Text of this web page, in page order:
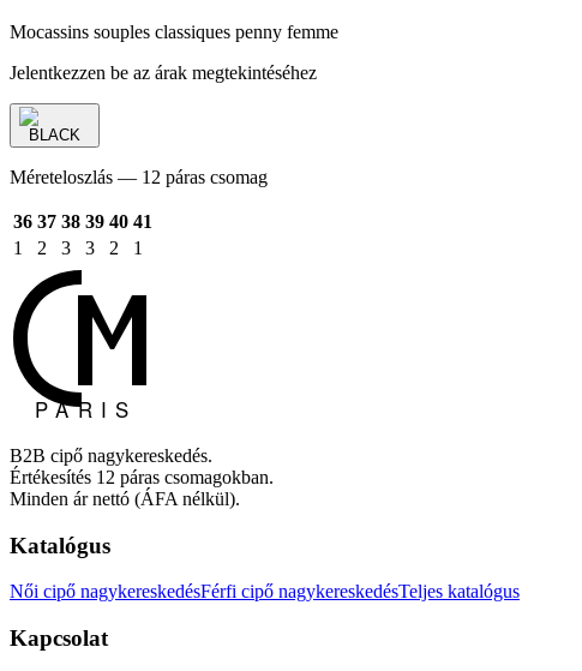
Mocassins souples classiques penny femme
Jelentkezzen be az árak megtekintéséhez
BLACK
Méreteloszlás — 12 páras csomag
36 37 38 39 40 41
1
2 3 3 2 1
B2B cipő nagykereskedés.
Értékesítés 12 páras csomagokban.
Minden ár nettó (ÁFA nélkül).
Katalógus
Női cipő nagykereskedésFérfi cipő nagykereskedésTeljes katalógus
Kapcsolat